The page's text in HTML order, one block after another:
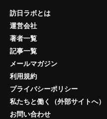
訪日ラボとは
運営会社
著者一覧
記事一覧
メールマガジン
利用規約
プライバシーポリシー
私たちと働く（外部サイトへ）
お問い合わせ